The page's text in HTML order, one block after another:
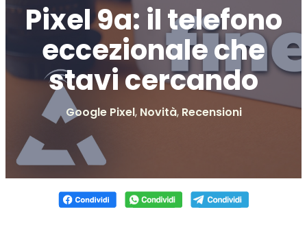
Pixel 9a: il telefono
eccezionale che
stavi cercando
Google Pixel, Novità, Recensioni